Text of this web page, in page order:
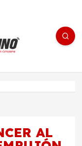
noticias/editorial
AL